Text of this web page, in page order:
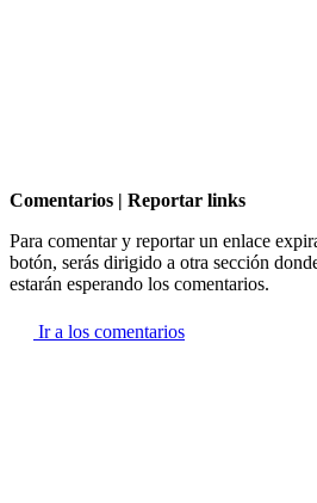
Comentarios | Reportar links
Para comentar y reportar un enlace
botón, serás dirigido a otra sección
estarán esperando los comentarios.
Ir a los comentarios